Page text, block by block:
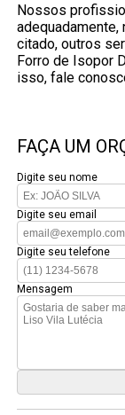
Nossos
citado, outros
Forro de Isopor
isso, fale
FAÇA UM
Digite seu nome
Digite seu email
Digite seu telefone
Mensagem